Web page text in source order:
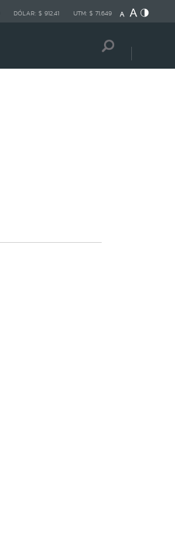
DÓLAR: $ 912,41 UTM: $ 71.649